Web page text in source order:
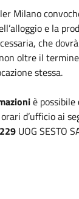
Milano
e la
che
oltre il
stessa.
è possibile
d’ufficio ai
UOG SESTO